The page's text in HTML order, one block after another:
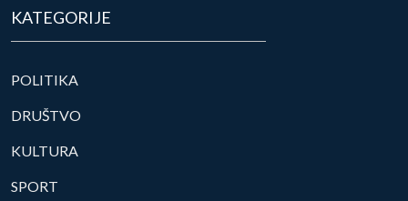
KATEGORIJE
POLITIKA
DRUŠTVO
KULTURA
SPORT